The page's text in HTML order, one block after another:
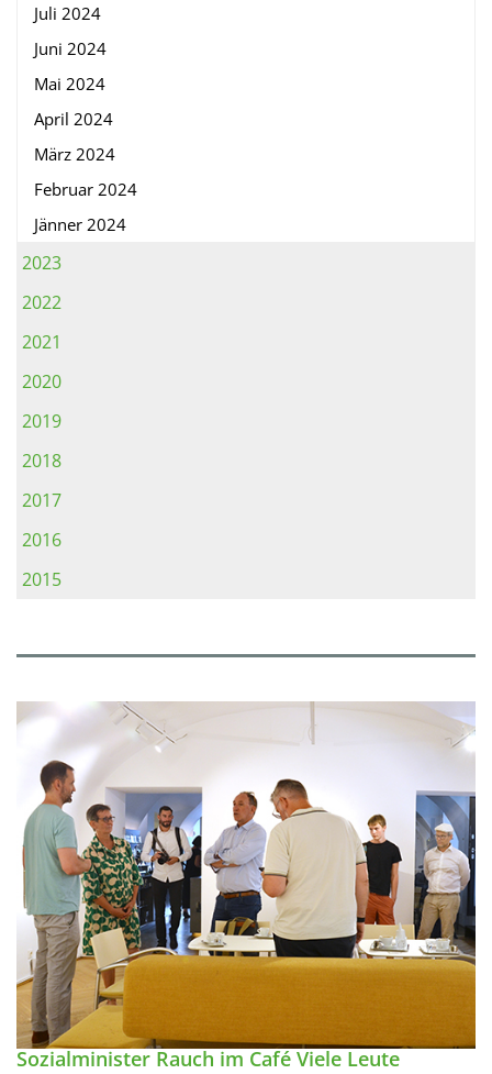
Juli 2024
Juni 2024
Mai 2024
April 2024
März 2024
Februar 2024
Jänner 2024
2023
2022
2021
2020
2019
2018
2017
2016
2015
Sozialminister Rauch im Café Viele Leute